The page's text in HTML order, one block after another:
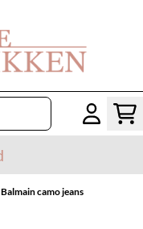
camo jeans